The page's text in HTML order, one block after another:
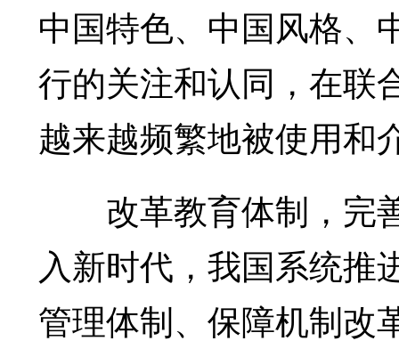
中国特色、中国风格、
行的关注和认同，在联
越来越频繁地被使用和
改革教育体制，完
入新时代，我国系统推
管理体制、保障机制改